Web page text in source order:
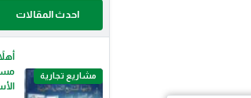
احدث المقالات
مشاريع تجارية